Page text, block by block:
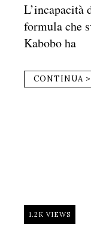
L’incapacità
formula che
Kabobo ha
CONTINUA
1.2K VIEWS